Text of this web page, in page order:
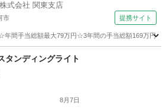
式会社 関東支店
市 提携サイト
年間手当総額最大79万円☆3年間の手当総額169万円
タンディングライト
8月7日